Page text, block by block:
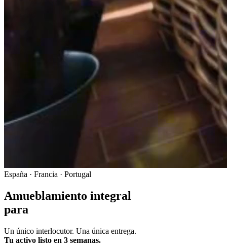
España · Francia · Portugal
Amueblamiento integral
para
Un único interlocutor. Una única entrega.
Tu activo listo en 3 semanas.